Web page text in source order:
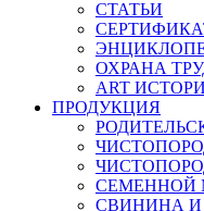
СТАТЬИ
ОХРАНА
ART
ПРОДУКЦИЯ
СЕМЕННОЙ
СВИНИНА И